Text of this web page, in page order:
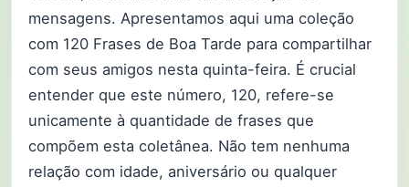
mensagens. Apresentamos aqui uma coleção
com 120 Frases de Boa Tarde para compartilhar
com seus amigos nesta quinta-feira. É crucial
entender que este número, 120, refere-se
unicamente à quantidade de frases que
compõem esta coletânea. Não tem nenhuma
relação com idade, aniversário ou qualquer